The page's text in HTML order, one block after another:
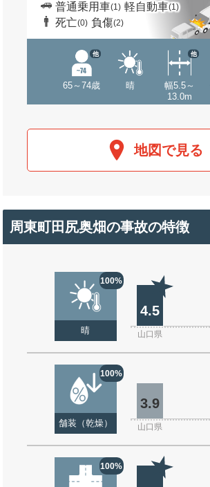
普通乗用車(1) 軽自動車(1)
死亡(0) 負傷(2)
65～74歳
他
晴
幅5.5～
13.0m
他
地図で見る
周東町田尻奥畑の事故の特徴
100%
晴
4.5
山口県
100%
舗装（乾燥）
3.9
山口県
100%